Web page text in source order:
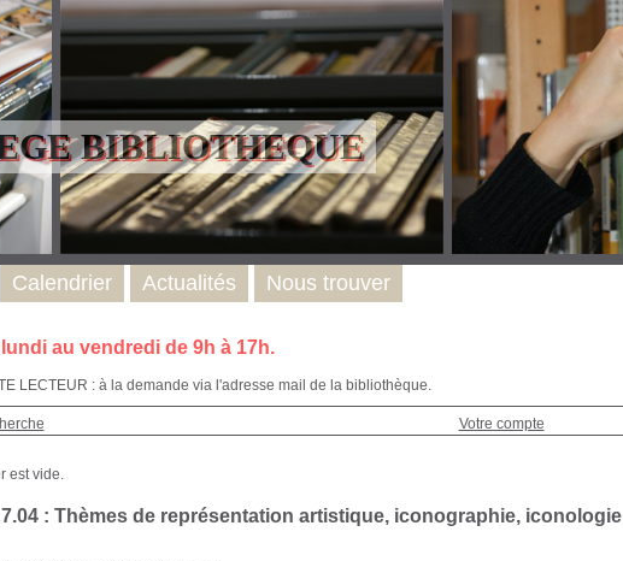
BIBLIOTHEQUE
au vendredi de 9h à 17h.
LECTEUR : à la demande via l'adresse mail de la bibliothèque.
Votre compte
7.04 : Thèmes de représentation artistique, iconographie, iconologie
Calendrier Actualités Nous trouver